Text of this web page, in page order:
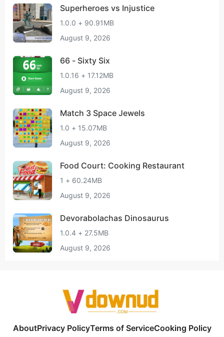
Superheroes vs Injustice
1.0.0 + 90.91MB
August 9, 2026
66 - Sixty Six
1.0.16 + 17.12MB
August 9, 2026
Match 3 Space Jewels
1.0 + 15.07MB
August 9, 2026
Food Court: Cooking Restaurant
1 + 60.24MB
August 9, 2026
Devorabolachas Dinosaurus
1.0.4 + 27.5MB
August 9, 2026
AboutPrivacy PolicyTerms of ServiceCooking Policy